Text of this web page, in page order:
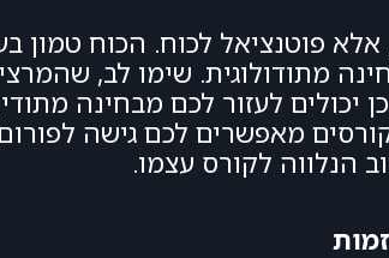
פוטנציאל לכוח. הכוח טמון
מתודולוגית. שימו לב,
לעזור לכם מבחינה
מאפשרים לכם גישה
הנלווה לקורס עצמו.